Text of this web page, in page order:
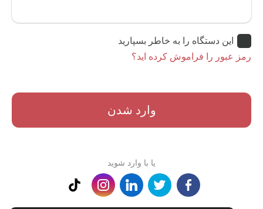
این دستگاه را به خاطر بسپارید
رمز عبور را فراموش کرده اید؟
وارد شدن
یا با وارد شوید